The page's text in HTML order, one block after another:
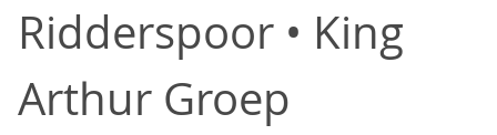
Ridderspoor • King
Arthur Groep